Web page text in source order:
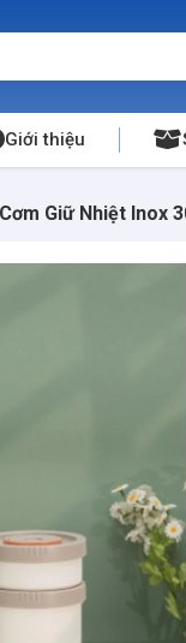
Giới thiệu
Giữ Nhiệt Inox